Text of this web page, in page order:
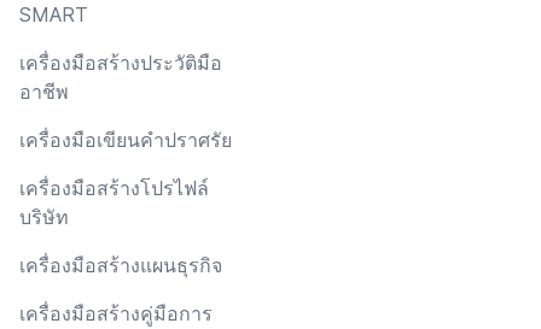
SMART
เครื่องมือสร้างประวัติมือ
อาชีพ
เครื่องมือเขียนคำปราศรัย
เครื่องมือสร้างโปรไฟล์
บริษัท
เครื่องมือสร้างแผนธุรกิจ
เครื่องมือสร้างคู่มือการ